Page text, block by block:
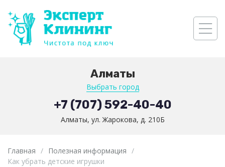
Алматы
Выбрать город
+7 (707) 592-40-40
Алматы, ул. Жарокова, д. 210Б
Главная / Полезная информация /
Как убрать детские игрушки